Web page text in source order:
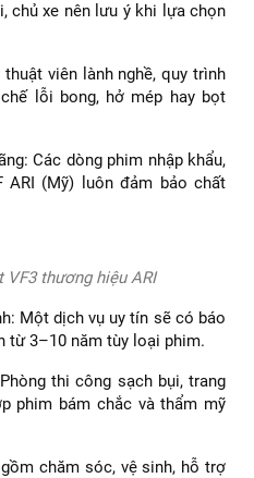
chủ xe nên lưu ý khi lựa chọn
viên lành nghề, quy trình
lỗi bong, hở mép hay bọt
Các dòng phim nhập khẩu,
ARI (Mỹ) luôn đảm bảo chất